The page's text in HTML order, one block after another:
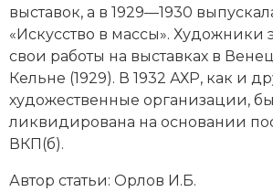
Латинская Америка
Новая история
Новейшая история
Нумизматика
Образование
выставок, а в 1929—1930
«Искусство в массы». Художники
свои работы на выставках в
Кельне (1929). В 1932 АХР, как и
художественные организации,
ликвидирована на основании
ВКП(б).
Автор статьи: Орлов И.Б.